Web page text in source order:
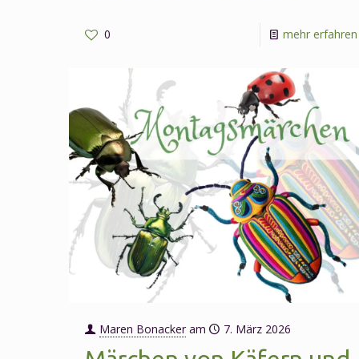
0 mehr erfahren-
Maren Bonacker am 7. März 2026